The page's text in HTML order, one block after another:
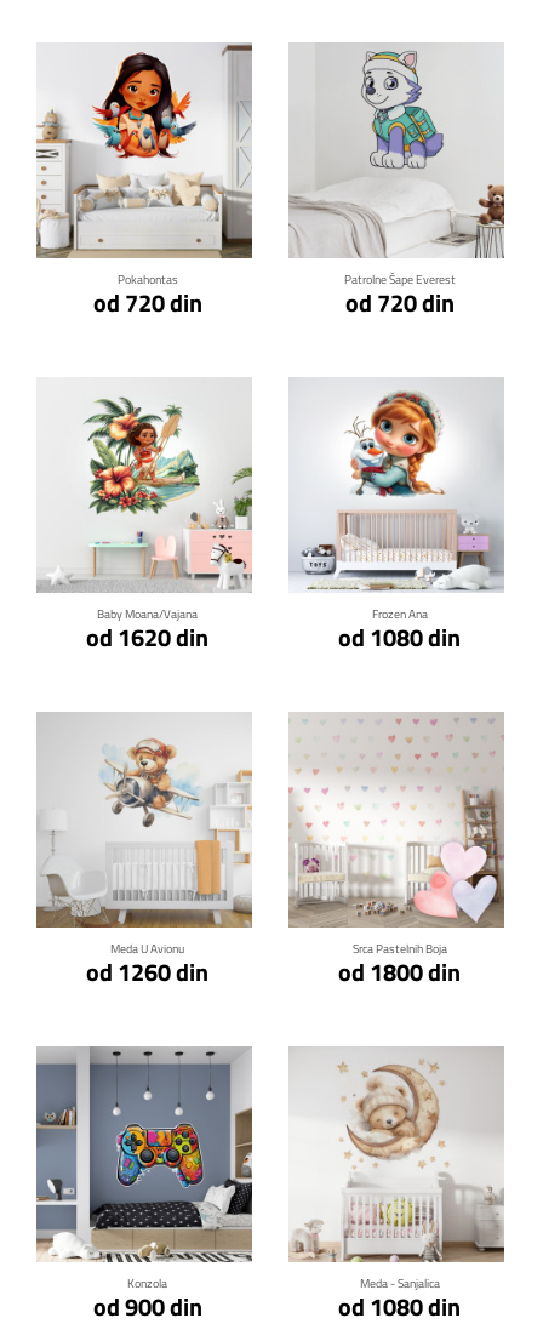
Pokahontas
od 720 din
Klikni za detalje
Patrolne Šape Everest
od 720 din
Baby Moana/Vajana
od 1620 din
Klikni za detalje
Frozen Ana
od 1080 din
Klikni za detalje
Meda U Avionu
od 1260 din
Klikni za detalje
Srca Pastelnih Boja
od 1800 din
Klikni za detalje
Konzola
od 900 din
Klikni za detalje
Meda - Sanjalica
od 1080 din
Klikni za detalje